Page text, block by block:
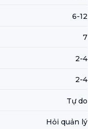
6-12
7
2-4
2-4
Tự do
Hỏi quản lý